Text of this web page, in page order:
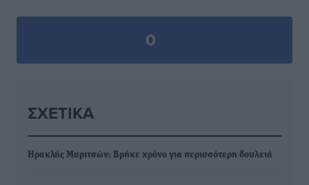
0
ΣΧΕΤΙΚΆ
Ηρακλής Μαριτσών: Βρήκε χρόνο για περισσότερη δουλειά